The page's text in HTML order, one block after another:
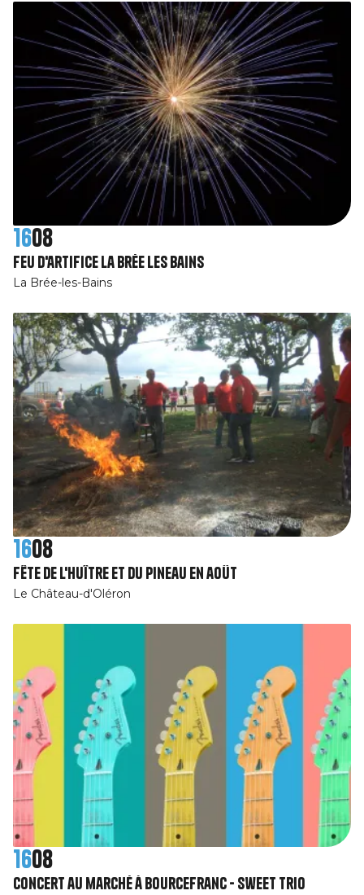
1608
Feu d'artifice La Brée les Bains
La Brée-les-Bains
1608
Fête de l'huître et du Pineau en août
Le Château-d'Oléron
1608
concert au marché à Bourcefranc - Sweet Trio